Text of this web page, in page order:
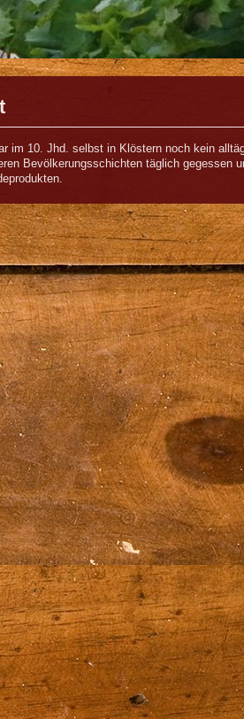
im 10. Jhd. selbst in Klöstern noch kein
Bevölkerungsschichten täglich gegessen